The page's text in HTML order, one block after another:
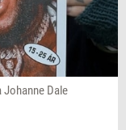
Dale